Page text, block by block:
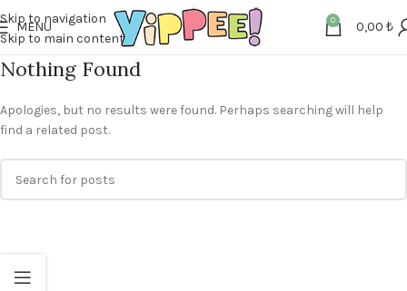
Skip to navigation
Skip to main content
MENU 0 0,00 ₺
Nothing Found
Apologies, but no results were found. Perhaps searching will help
find a related post.